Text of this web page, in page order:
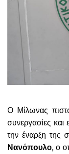
Ο Μίλωνας
συνεργασίες και
την έναρξη της
Νανόπουλο, ο